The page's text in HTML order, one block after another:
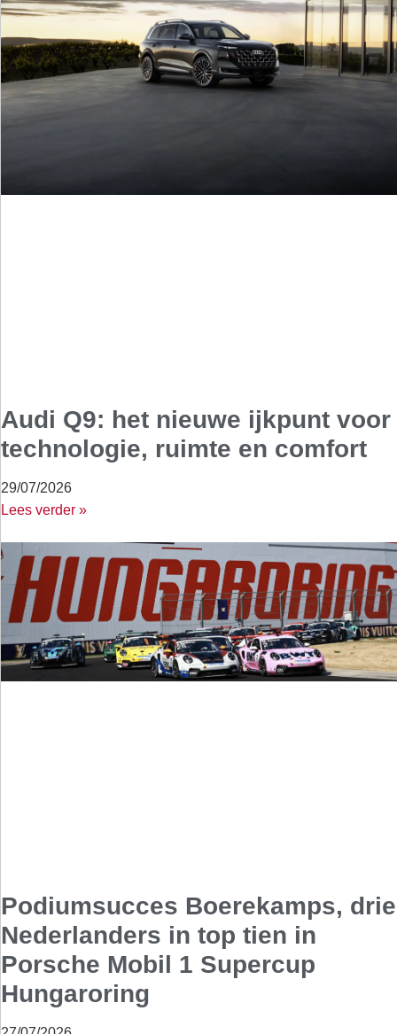
Audi Q9: het nieuwe ijkpunt voor
technologie, ruimte en comfort
29/07/2026
Lees verder »
Podiumsucces Boerekamps, drie
Nederlanders in top tien in
Porsche Mobil 1 Supercup
Hungaroring